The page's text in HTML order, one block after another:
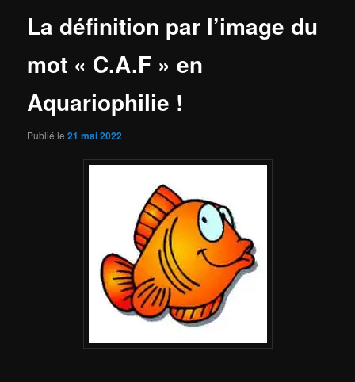
La définition par l’image du
mot « C.A.F » en
Aquariophilie !
Publié le21 mai 2022